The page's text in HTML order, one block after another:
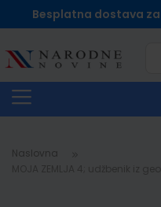
Besplatna dostava
Naslovna